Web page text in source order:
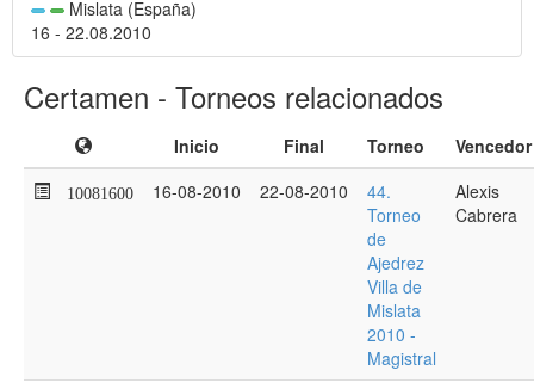
Mislata (España)
16 - 22.08.2010
Certamen - Torneos relacionados
Inicio Final Torneo Vencedor
10081600 16-08-2010 22-08-2010
44.
Torneo
de
Ajedrez
Villa de
Mislata
2010 -
Magistral
Alexis
Cabrera